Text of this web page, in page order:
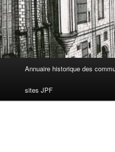
Annuaire historique des
sites JPF